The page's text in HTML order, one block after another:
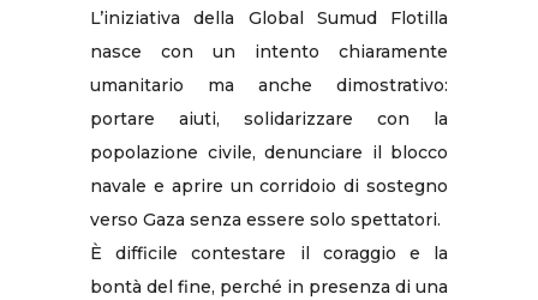
L’iniziativa della Global Sumud Flotilla
nasce con un intento chiaramente
umanitario ma anche dimostrativo:
portare aiuti, solidarizzare con la
popolazione civile, denunciare il blocco
navale e aprire un corridoio di sostegno
verso Gaza senza essere solo spettatori.
È difficile contestare il coraggio e la
bontà del fine, perché in presenza di una